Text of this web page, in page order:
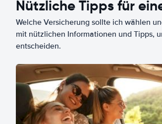
Nützliche Tipps für
Welche Versicherung sollte ich wählen
mit nützlichen Informationen und Tipps,
entscheiden.